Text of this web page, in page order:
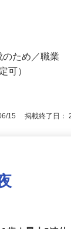
のため／職業